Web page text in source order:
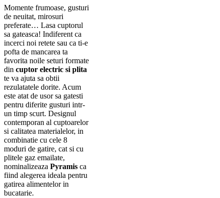
Momente frumoase, gusturi
de neuitat, mirosuri
preferate… Lasa cuptorul
sa gateasca! Indiferent ca
incerci noi retete sau ca ti-e
pofta de mancarea ta
favorita noile seturi formate
din cuptor electric si plita
te va ajuta sa obtii
rezulatatele dorite. Acum
este atat de usor sa gatesti
pentru diferite gusturi intr-
un timp scurt. Designul
contemporan al cuptoarelor
si calitatea materialelor, in
combinatie cu cele 8
moduri de gatire, cat si cu
plitele gaz emailate,
nominalizeaza Pyramis ca
fiind alegerea ideala pentru
gatirea alimentelor in
bucatarie.